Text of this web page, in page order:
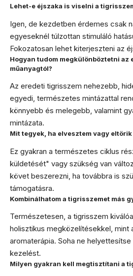
Lehet-e éjszaka is viselni a
Igen, de kezdetben érdemes csak
egyeseknél túlzottan stimuláló
Fokozatosan lehet kiterjeszteni az
Hogyan tudom megkülönböztetni az
műanyagtól?
Az eredeti tigrisszem nehezebb,
egyedi, természetes mintázattal
könnyebb és melegebb, valamint
mintázata.
Mit tegyek, ha elvesztem vagy
Ez gyakran a természetes ciklus
küldetését" vagy szükség van
követ beszerezni, ha továbbra is
támogatásra.
Kombinálhatom a tigrisszemet más
Természetesen, a tigrisszem
holisztikus megközelítésekkel, mint
aromaterápia. Soha ne
kezelést.
Milyen gyakran kell megtisztítani a